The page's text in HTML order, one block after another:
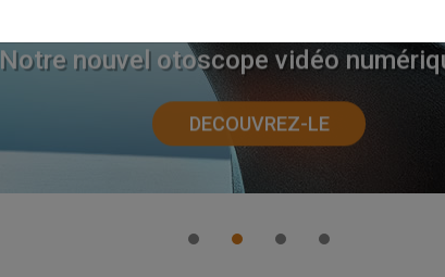
Notre nouvel otoscope vidéo
DECOUVREZ-LE